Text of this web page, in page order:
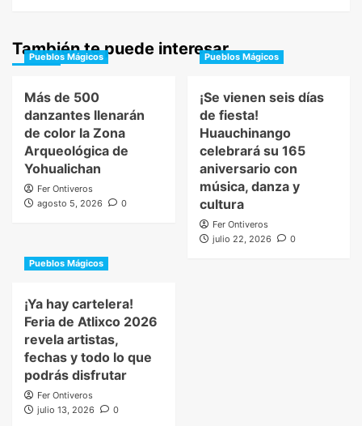
También te puede interesar
Pueblos Mágicos
Más de 500
danzantes llenarán
de color la Zona
Arqueológica de
Yohualichan
Fer Ontiveros
agosto 5, 2026
0
Pueblos Mágicos
¡Se vienen seis días
de fiesta!
Huauchinango
celebrará su 165
aniversario con
música, danza y
cultura
Fer Ontiveros
julio 22, 2026
0
Pueblos Mágicos
¡Ya hay cartelera!
Feria de Atlixco 2026
revela artistas,
fechas y todo lo que
podrás disfrutar
Fer Ontiveros
julio 13, 2026
0